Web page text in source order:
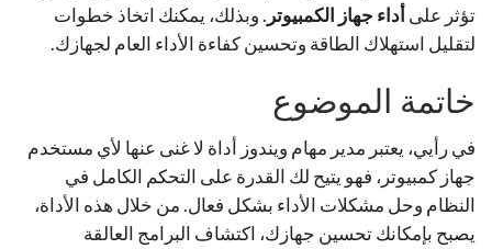
تؤثر علىأداء جهاز الكمبيوتر . وبذلك، يمكنك اتخاذ خطوات
لتقليل استهلاك الطاقة وتحسين كفاءة الأداء العام لجهازك.
خاتمة الموضوع
في رأيي، يعتبر مدير مهام ويندوز أداة لا غنى عنها لأي مستخدم
جهاز كمبيوتر، فهو يتيح لك القدرة على التحكم الكامل في
النظام وحل مشكلات الأداء بشكل فعال. من خلال هذه الأداة،
يصبح بإمكانك تحسين جهازك، اكتشاف البرامج العالقة